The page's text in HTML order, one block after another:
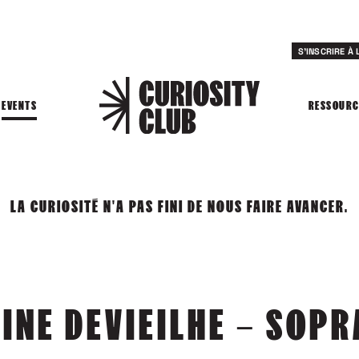
EVENTS
S'INSCRIRE À
LA CURIOSITÉ N'A PAS FINI DE NOUS FAIRE AVANCER.
DEVIEILHE –